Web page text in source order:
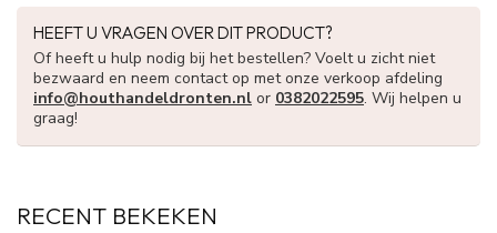
HEEFT U VRAGEN OVER DIT PRODUCT?
Of heeft u hulp nodig bij het bestellen? Voelt u zicht niet
bezwaard en neem contact op met onze verkoop afdeling
info@houthandeldronten.nl or 0382022595. Wij helpen u
graag!
RECENT BEKEKEN